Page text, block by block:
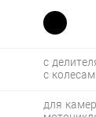
с
с
для